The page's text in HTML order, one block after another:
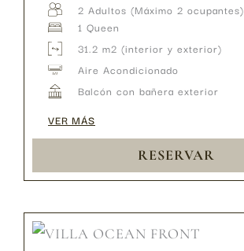
2 Adultos (Máximo 2 ocupantes)
1 Queen
31.2 m2 (interior y exterior)
Aire Acondicionado
Balcón con bañera exterior
VER MÁS
RESERVAR